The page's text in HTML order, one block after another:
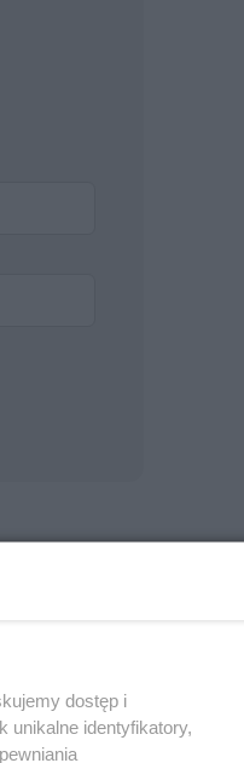
dostęp i
unikalne identyfikatory,